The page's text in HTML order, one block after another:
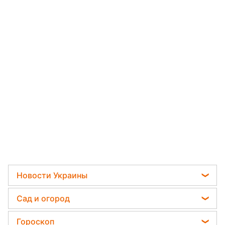
Новости Украины
Пенсии в Украине
Мобилизация
Сад и огород
Садовод назвал самое эффективное средство
Гороскоп